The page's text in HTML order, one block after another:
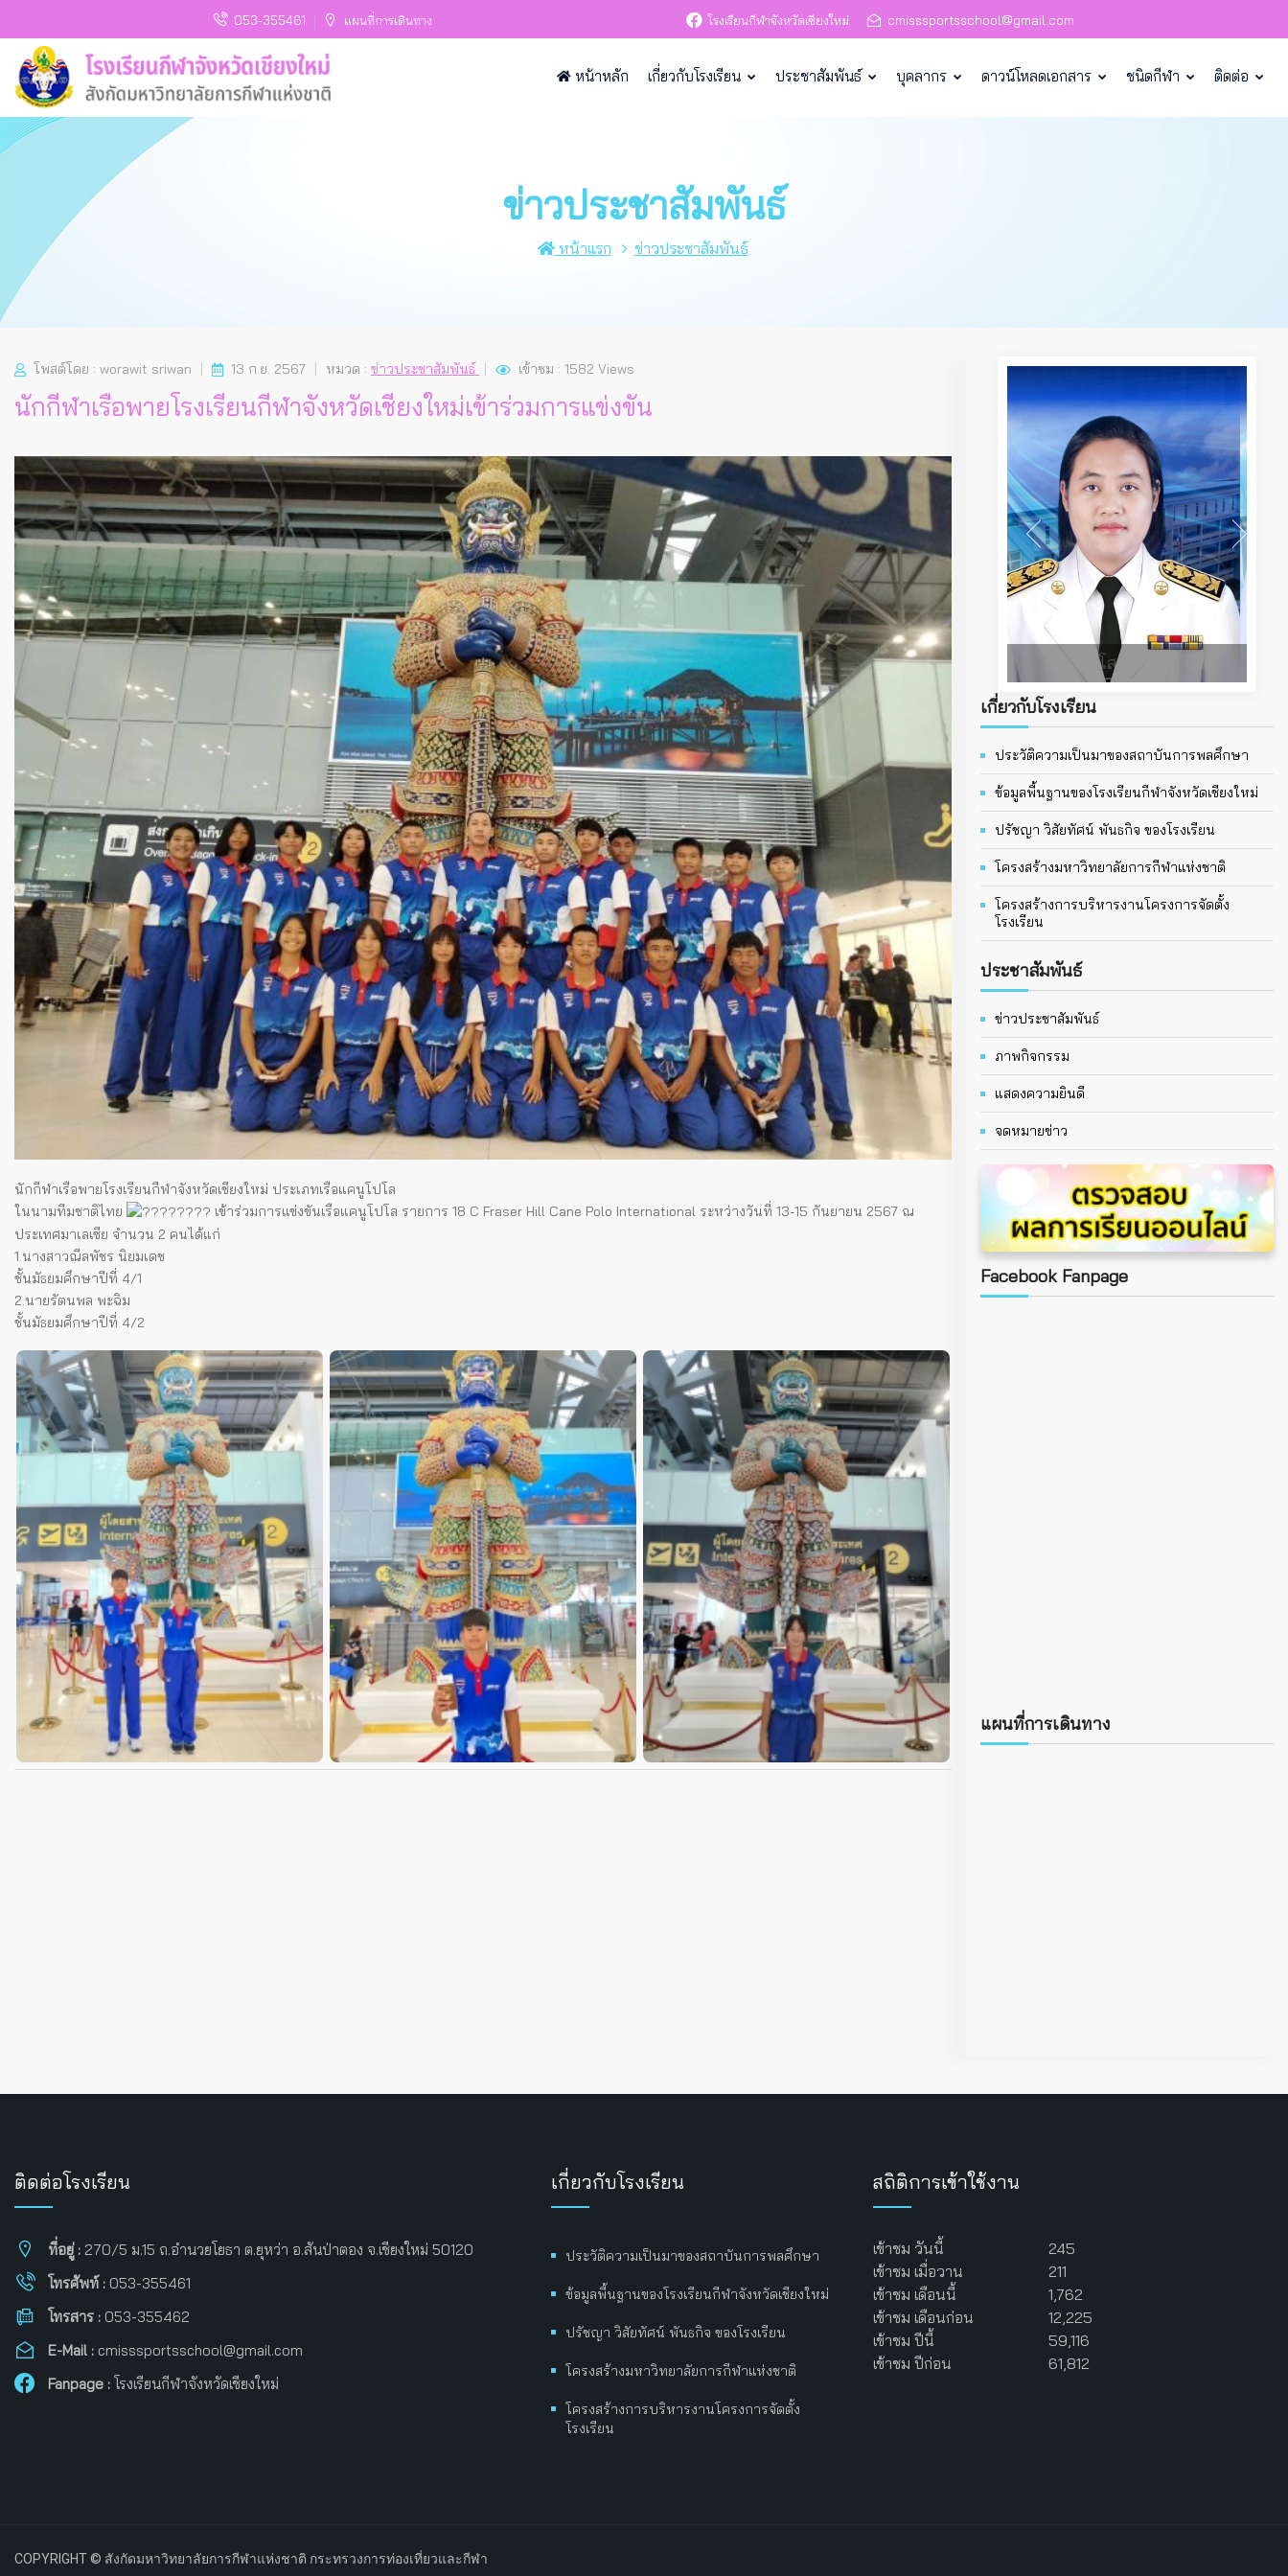
053-355461 แผนที่การเดินทาง โรงเรียนกีฬาจังหวัดเชียงใหม่ cmisssportsschool@gmail.com
หน้าหลัก เกี่ยวกับโรงเรียน ประชาสัมพันธ์ บุคลากร ดาวน์โหลดเอกสาร ชนิดกีฬา ติดต่อ
ข่าวประชาสัมพันธ์
หน้าแรก ข่าวประชาสัมพันธ์
โพสต์โดย : worawit sriwan 13 ก.ย. 2567 หมวด : ข่าวประชาสัมพันธ์ เข้าชม : 1582 Views
นักกีฬาเรือพายโรงเรียนกีฬาจังหวัดเชียงใหม่เข้าร่วมการแข่งขัน
นักกีฬาเรือพายโรงเรียนกีฬาจังหวัดเชียงใหม่ ประเภทเรือแคนูโปโล
ในนามทีมชาติไทย
เข้าร่วมการแข่งขันเรือแคนูโปโล รายการ 18 C Fraser Hill Cane Polo International ระหว่างวันที่ 13-15 กันยายน 2567 ณ
ประเทศมาเลเซีย จำนวน 2 คนได้แก่
1.นางสาวณีลพัชร นิยมเดช
ชั้นมัธยมศึกษาปีที่ 4/1
2.นายรัตนพล พะฉิม
ชั้นมัธยมศึกษาปีที่ 4/2
ดร.กิตติ์นิพัทธ์ สุขะจิรโชติ
เกี่ยวกับโรงเรียน
ประวัติความเป็นมาของสถาบันการพลศึกษา
ข้อมูลพื้นฐานของโรงเรียนกีฬาจังหวัดเชียงใหม่
ปรัชญา วิสัยทัศน์ พันธกิจ ของโรงเรียน
โครงสร้างมหาวิทยาลัยการกีฬาแห่งชาติ
โครงสร้างการบริหารงานโครงการจัดตั้ง
โรงเรียน
ประชาสัมพันธ์
ข่าวประชาสัมพันธ์
ภาพกิจกรรม
แสดงความยินดี
จดหมายข่าว
Facebook Fanpage
แผนที่การเดินทาง
ติดต่อโรงเรียน
ที่อยู่ : 270/5 ม.15 ถ.อำนวยโยธา ต.ยุหว่า อ.สันป่าตอง จ.เชียงใหม่ 50120
โทรศัพท์ : 053-355461
โทรสาร : 053-355462
E-Mail : cmisssportsschool@gmail.com
Fanpage : โรงเรียนกีฬาจังหวัดเชียงใหม่
เกี่ยวกับโรงเรียน
ประวัติความเป็นมาของสถาบันการพลศึกษา
ข้อมูลพื้นฐานของโรงเรียนกีฬาจังหวัดเชียงใหม่
ปรัชญา วิสัยทัศน์ พันธกิจ ของโรงเรียน
โครงสร้างมหาวิทยาลัยการกีฬาแห่งชาติ
โครงสร้างการบริหารงานโครงการจัดตั้ง
โรงเรียน
สถิติการเข้าใช้งาน
เข้าชม วันนี้
245
เข้าชม เมื่อวาน
211
เข้าชม เดือนนี้
1,762
เข้าชม เดือนก่อน
12,225
เข้าชม ปีนี้
59,116
เข้าชม ปีก่อน
61,812
COPYRIGHT © สังกัดมหาวิทยาลัยการกีฬาแห่งชาติ กระทรวงการท่องเที่ยวและกีฬา